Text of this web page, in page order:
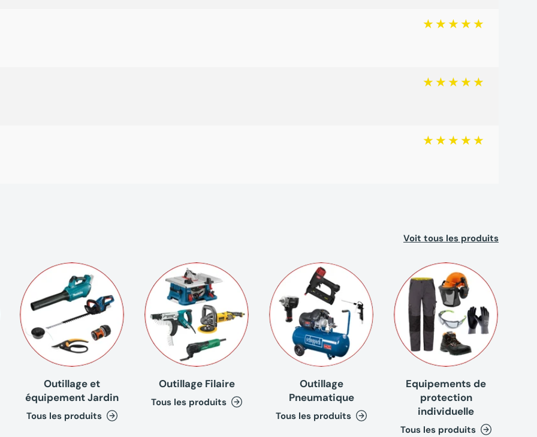
Voit tous les produits
Outillage et
équipement Jardin
Tous les produits
Outillage Filaire
Tous les produits
Outillage
Pneumatique
Tous les produits
Equipements de
protection
individuelle
Tous les produits